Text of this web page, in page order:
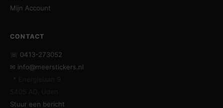
Mijn Account
CONTACT
☏ 0413-273052
✉ info@meerstickers.nl
Stuur een bericht